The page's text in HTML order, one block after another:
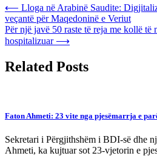
Post
navigation
⟵ Lloga në Arabinë Saudite:
veçantë për Maqedoninë e Veriut
Për një javë 50 raste të reja me kollë të
hospitalizuar ⟶
Related Posts
Faton Ahmeti: 23 vite nga pjesëmarrja e
Sekretari i Përgjithshëm i BDI-së dhe
Ahmeti, ka kujtuar sot 23-vjetorin e